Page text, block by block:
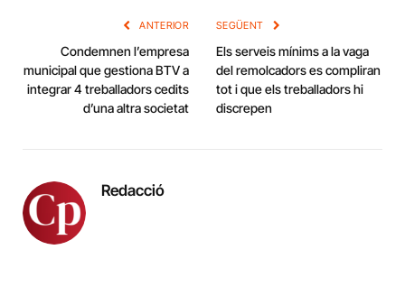
ANTERIOR
Condemnen l’empresa
municipal que gestiona BTV a
integrar 4 treballadors cedits
d’una altra societat
SEGÜENT
Els serveis mínims a la vaga
del remolcadors es compliran
tot i que els treballadors hi
discrepen
Redacció